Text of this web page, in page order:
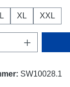
L XL XXL
Anzahl: Gib
SW10028.1